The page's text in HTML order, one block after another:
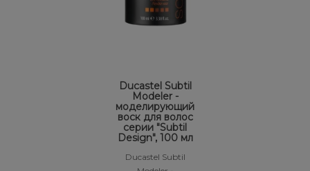
Ducastel Subtil
Modeler -
моделирующий
воск для волос
серии "Subtil
Design", 100 мл
Ducastel Subtil